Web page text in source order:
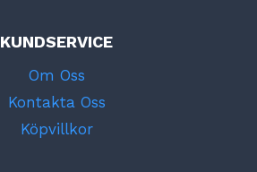
KUNDSERVICE
Om Oss
Kontakta Oss
Köpvillkor